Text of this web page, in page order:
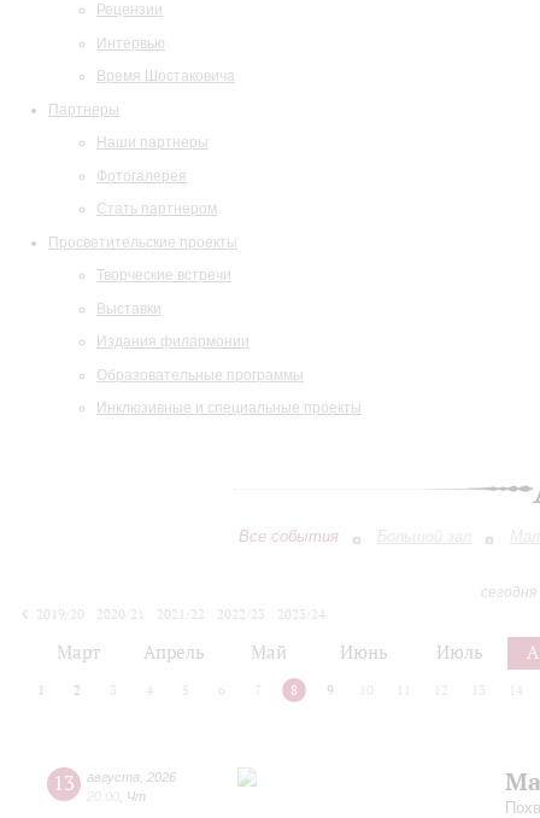
Рецензии
Интервью
Время Шостаковича
Партнеры
Наши партнеры
Фотогалерея
Стать партнером
Просветительские проекты
Творческие встречи
Выставки
Издания филармонии
Образовательные программы
Инклюзивные и специальные проекты
Все события Большой зал
2019/20
2020/21 2021/22 2022/23
2023/24
Март Апрель Май Июнь Июль
1 2 3 4 5 6 7 8 9 10 12 13 14
13 августа
2026
20:00 Чт